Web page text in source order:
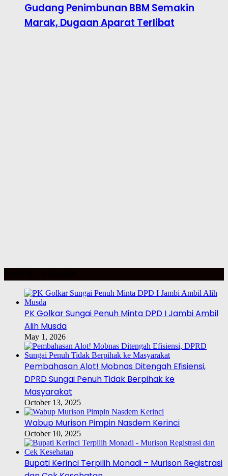
Gudang Penimbunan BBM Semakin
Marak, Dugaan Aparat Terlibat
PK Golkar Sungai Penuh Minta DPD I Jambi Ambil
Alih Musda
May 1, 2026
Pembahasan Alot! Mobnas Ditengah Efisiensi,
DPRD Sungai Penuh Tidak Berpihak ke
Masyarakat
October 13, 2025
Wabup Murison Pimpin Nasdem Kerinci
October 10, 2025
Bupati Kerinci Terpilih Monadi – Murison Registrasi